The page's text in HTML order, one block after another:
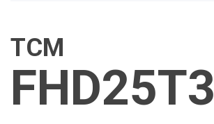
TCM
FHD25T3